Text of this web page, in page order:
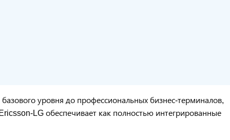
уровня до профессиональных бизнес-терминалов,
LG обеспечивает как полностью интегрированные